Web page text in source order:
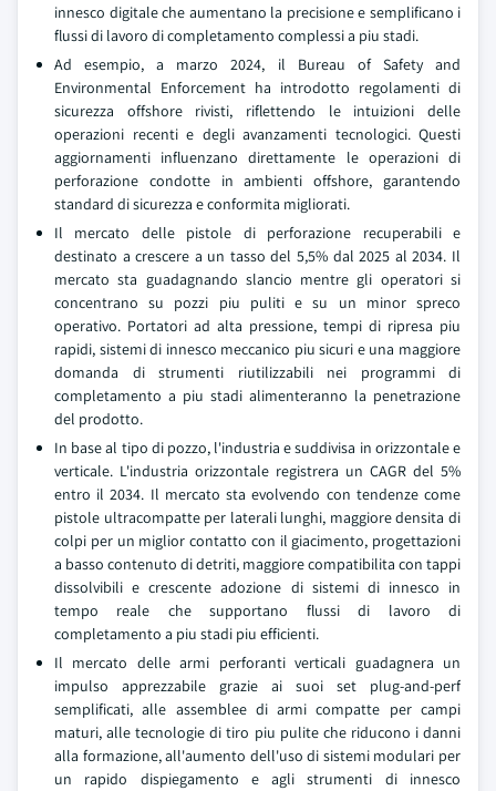
innesco digitale che aumentano la precisione e semplificano i
flussi di lavoro di completamento complessi a piu stadi.
Ad esempio, a marzo 2024, il Bureau of Safety and
Environmental Enforcement ha introdotto regolamenti di
sicurezza offshore rivisti, riflettendo le intuizioni delle
operazioni recenti e degli avanzamenti tecnologici. Questi
aggiornamenti influenzano direttamente le operazioni di
perforazione condotte in ambienti offshore, garantendo
standard di sicurezza e conformita migliorati.
Il mercato delle pistole di perforazione recuperabili e
destinato a crescere a un tasso del 5,5% dal 2025 al 2034. Il
mercato sta guadagnando slancio mentre gli operatori si
concentrano su pozzi piu puliti e su un minor spreco
operativo. Portatori ad alta pressione, tempi di ripresa piu
rapidi, sistemi di innesco meccanico piu sicuri e una maggiore
domanda di strumenti riutilizzabili nei programmi di
completamento a piu stadi alimenteranno la penetrazione
del prodotto.
In base al tipo di pozzo, l'industria e suddivisa in orizzontale e
verticale. L'industria orizzontale registrera un CAGR del 5%
entro il 2034. Il mercato sta evolvendo con tendenze come
pistole ultracompatte per laterali lunghi, maggiore densita di
colpi per un miglior contatto con il giacimento, progettazioni
a basso contenuto di detriti, maggiore compatibilita con tappi
dissolvibili e crescente adozione di sistemi di innesco in
tempo reale che supportano flussi di lavoro di
completamento a piu stadi piu efficienti.
Il mercato delle armi perforanti verticali guadagnera un
impulso apprezzabile grazie ai suoi set plug-and-perf
semplificati, alle assemblee di armi compatte per campi
maturi, alle tecnologie di tiro piu pulite che riducono i danni
alla formazione, all'aumento dell'uso di sistemi modulari per
un rapido dispiegamento e agli strumenti di innesco